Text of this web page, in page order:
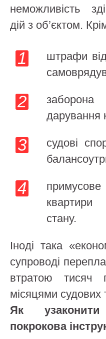
неможливість
дій з об’єктом.
штрафи
дарування
судові
квартири
стану.
Іноді така
супроводі
втратою тисяч
місяцями судових
Як узаконити
покрокова